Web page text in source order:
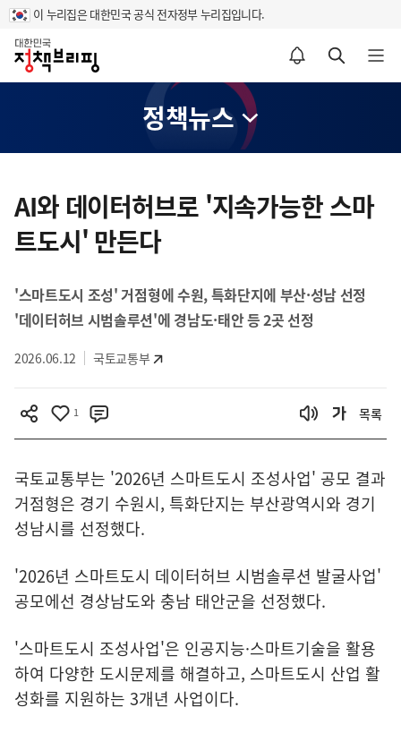
이 누리집은 대한민국 공식 전자정부 누리집입니다.
홈
알림설정 바로가기 검색 바로가기 메뉴 열기
정책뉴스
츠
영
AI와 데이터허브로 '지속가능한 스마
트도시' 만든다
'스마트도시 조성' 거점형에 수원, 특화단지에 부산·성남 선정
'데이터허브 시범솔루션'에 경남도·태안 등 2곳 선정
2026.06.12 국토교통부
1 목록
국토교통부는 '2026년 스마트도시 조성사업' 공모 결과
거점형은 경기 수원시, 특화단지는 부산광역시와 경기
성남시를 선정했다.
'2026년 스마트도시 데이터허브 시범솔루션 발굴사업'
공모에선 경상남도와 충남 태안군을 선정했다.
'스마트도시 조성사업'은 인공지능·스마트기술을 활용
하여 다양한 도시문제를 해결하고, 스마트도시 산업 활
성화를 지원하는 3개년 사업이다.